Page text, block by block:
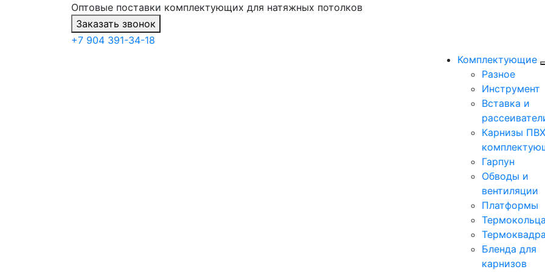
Оптовые поставки комплектующих для натяжных потолков
Заказать звонок
+7 904 391-34-18
Комплектующие
Разное
Инструмент
Вставка и
Карнизы
Гарпун
Обводы и
вентиляции
Платформы
Термокольца
Бленда для
карнизов